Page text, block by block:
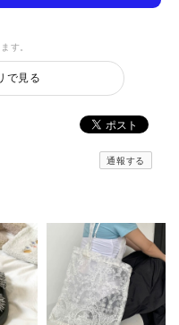
す。
で見る
通報する